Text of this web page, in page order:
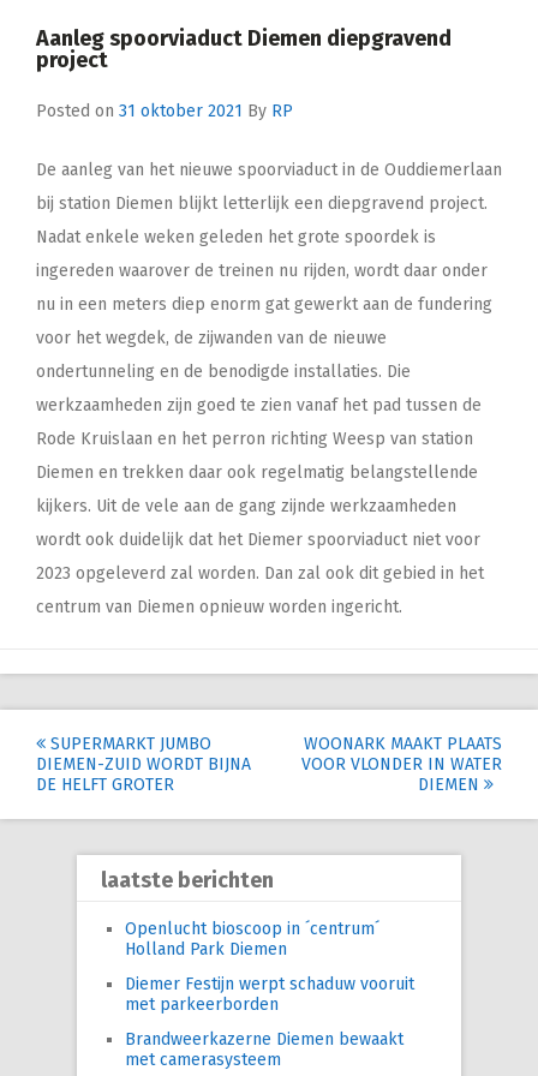
Aanleg spoorviaduct Diemen diepgravend
project
Posted on 31 oktober 2021 By RP
De aanleg van het nieuwe spoorviaduct in de Ouddiemerlaan
bij station Diemen blijkt letterlijk een diepgravend project.
Nadat enkele weken geleden het grote spoordek is
ingereden waarover de treinen nu rijden, wordt daar onder
nu in een meters diep enorm gat gewerkt aan de fundering
voor het wegdek, de zijwanden van de nieuwe
ondertunneling en de benodigde installaties. Die
werkzaamheden zijn goed te zien vanaf het pad tussen de
Rode Kruislaan en het perron richting Weesp van station
Diemen en trekken daar ook regelmatig belangstellende
kijkers. Uit de vele aan de gang zijnde werkzaamheden
wordt ook duidelijk dat het Diemer spoorviaduct niet voor
2023 opgeleverd zal worden. Dan zal ook dit gebied in het
centrum van Diemen opnieuw worden ingericht.
Post
navigation
SUPERMARKT JUMBO
DIEMEN-ZUID WORDT BIJNA
DE HELFT GROTER
WOONARK MAAKT PLAATS
VOOR VLONDER IN WATER
DIEMEN
laatste berichten
Openlucht bioscoop in ´centrum´
Holland Park Diemen
Diemer Festijn werpt schaduw vooruit
met parkeerborden
Brandweerkazerne Diemen bewaakt
met camerasysteem